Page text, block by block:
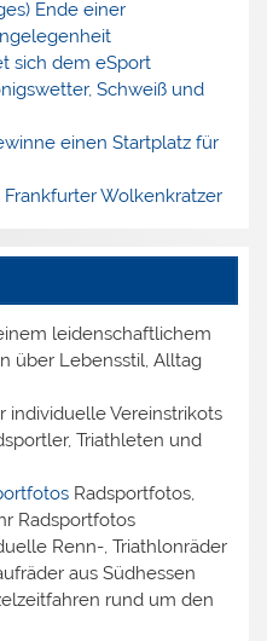
Ende einer
sich dem eSport
Schweiß und
einen Startplatz für
Wolkenkratzer
leidenschaftlichem
über Lebensstil, Alltag
individuelle Vereinstrikots
Triathleten und
Radsportfotos,
Radsportfotos
Renn-, Triathlonräder
aus Südhessen
rund um den